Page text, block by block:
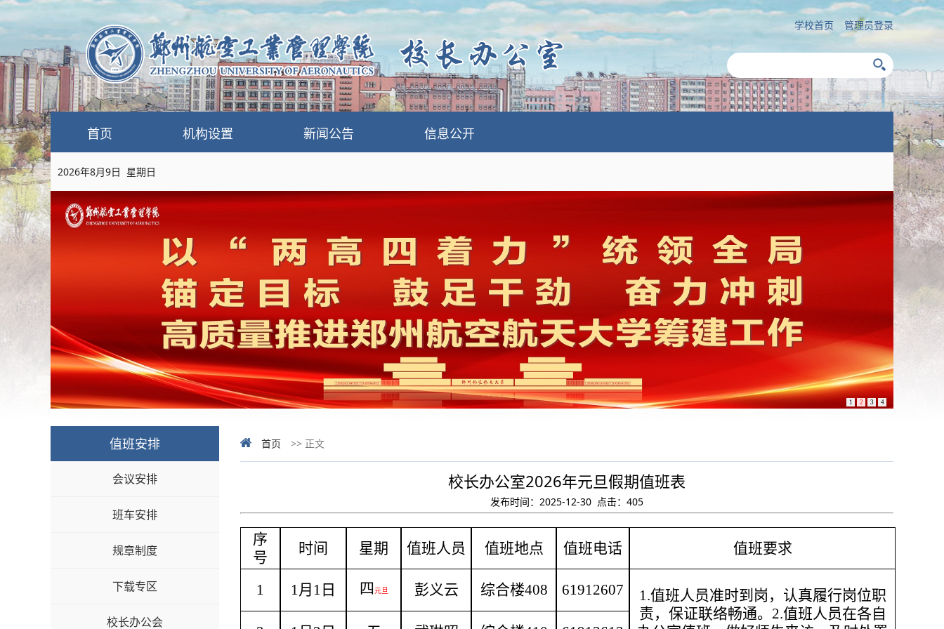
管理员登录
学校首页
首页 机构设置 新闻公告 信息公开
2026年8月9日 星期日
1 2 3 4
值班安排
会议安排
班车安排
规章制度
下载专区
校长办公会
首页 >> 正文
校长办公室2026年元旦假期值班表
发布时间：2025-12-30 点击： 405
序
号
时间 星期 值班人员 值班地点 值班电话 值班要求
1 1月1日 四元旦 彭义云 综合楼408 61912607
1.值班人员准时到岗，认真履行岗位职
责，保证联络畅通。2.值班人员在各自